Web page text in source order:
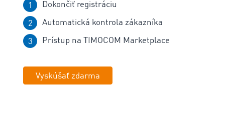
Dokončiť registráciu
Automatická kontrola zákazníka
Prístup na TIMOCOM Marketplace
Vyskúšať zdarma